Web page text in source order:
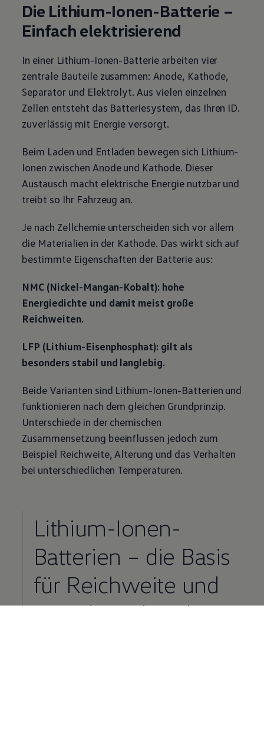
Die Lithium-Ionen-Batterie –
Einfach elektrisierend
In einer Lithium-Ionen-Batterie arbeiten vier
zentrale Bauteile zusammen: Anode, Kathode,
Separator und Elektrolyt. Aus vielen einzelnen
Zellen entsteht das Batteriesystem, das Ihren ID.
zuverlässig mit Energie versorgt.
Beim Laden und Entladen bewegen sich Lithium-
Ionen zwischen Anode und Kathode. Dieser
Austausch macht elektrische Energie nutzbar und
treibt so Ihr Fahrzeug an.
Je nach Zellchemie unterscheiden sich vor allem
die Materialien in der Kathode. Das wirkt sich auf
bestimmte Eigenschaften der Batterie aus:
NMC (Nickel-Mangan-Kobalt): hohe
Energiedichte und damit meist große
Reichweiten.
LFP (Lithium-Eisenphosphat): gilt als
besonders stabil und langlebig.
Beide Varianten sind Lithium-Ionen-Batterien und
funktionieren nach dem gleichen Grundprinzip.
Unterschiede in der chemischen
Zusammensetzung beeinflussen jedoch zum
Beispiel Reichweite, Alterung und das Verhalten
bei unterschiedlichen Temperaturen.
Lithium-Ionen-
Batterien – die Basis
für Reichweite und
Zuverlässigkeit Ihres